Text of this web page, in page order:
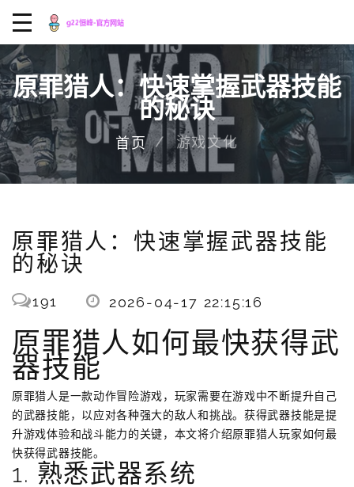
原罪猎人：快速掌握武器技能
的秘诀
首页 游戏文化
原罪猎人：快速掌握武器技能
的秘诀
191 2026-04-17 22:15:16
原罪猎人如何最快获得武
器技能
原罪猎人是一款动作冒险游戏，玩家需要在游戏中不断提升自己
的武器技能，以应对各种强大的敌人和挑战。获得武器技能是提
升游戏体验和战斗能力的关键，本文将介绍原罪猎人玩家如何最
快获得武器技能。
1. 熟悉武器系统